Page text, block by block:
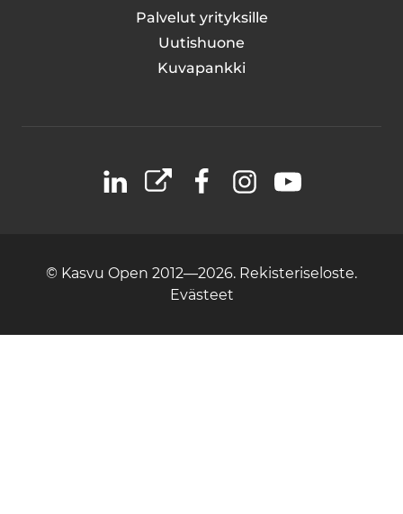
Palvelut yrityksille
Uutishuone
Kuvapankki
LinkedIn
X FacebookInstagramYouTube
© Kasvu Open 2012—2026. Rekisteriseloste.
Evästeet